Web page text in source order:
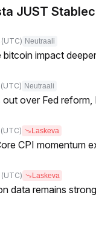
JUST
(UTC) Neutraali
bitcoin impact
(UTC) Neutraali
out over Fed
(UTC) Laskeva
CPI momentum
(UTC) Laskeva
data remains